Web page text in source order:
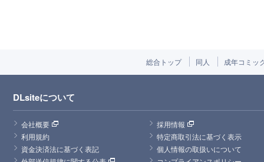
総合トップ 同人 成年コミッ
DLsiteについて
会社概要
採用情報
利用規約
特定商取引法に基づく表示
資金決済法に基づく表記
個人情報の取扱いについて